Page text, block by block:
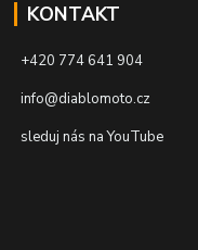
KONTAKT
+420 774 641 904
info@diablomoto.cz
sleduj nás na YouTube